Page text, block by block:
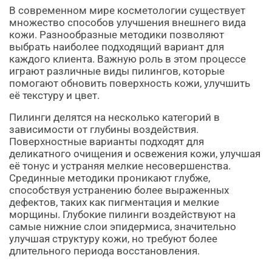
В современном мире косметологии существует
множество способов улучшения внешнего вида
кожи. Разнообразные методики позволяют
выбрать наиболее подходящий вариант для
каждого клиента. Важную роль в этом процессе
играют различные виды пилингов, которые
помогают обновить поверхность кожи, улучшить
её текстуру и цвет.
Пилинги делятся на несколько категорий в
зависимости от глубины воздействия.
Поверхностные варианты подходят для
деликатного очищения и освежения кожи, улучшая
её тонус и устраняя мелкие несовершенства.
Срединные методики проникают глубже,
способствуя устранению более выраженных
дефектов, таких как пигментация и мелкие
морщины. Глубокие пилинги воздействуют на
самые нижние слои эпидермиса, значительно
улучшая структуру кожи, но требуют более
длительного периода восстановления.